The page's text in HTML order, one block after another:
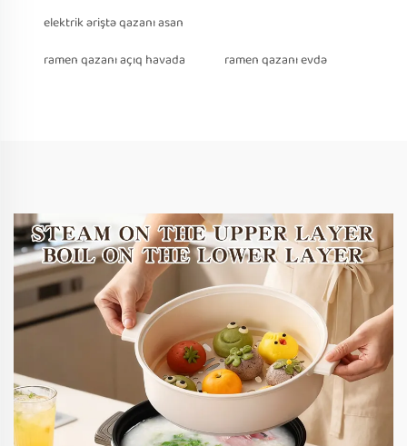
elektrik əriştə qazanı asan
ramen qazanı açıq havada
ramen qazanı evdə